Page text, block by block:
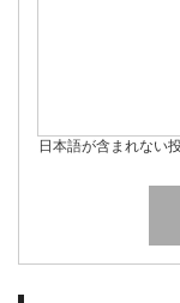
日本語が含まれない